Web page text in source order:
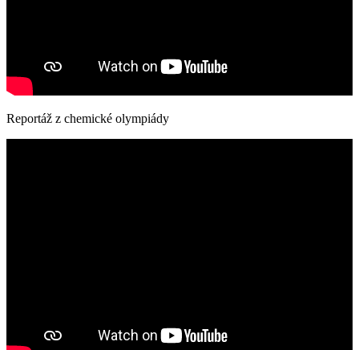
Reportáž z chemické olympiády